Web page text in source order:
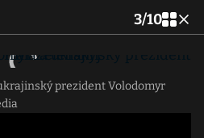
3/10
prezident Volodomyr